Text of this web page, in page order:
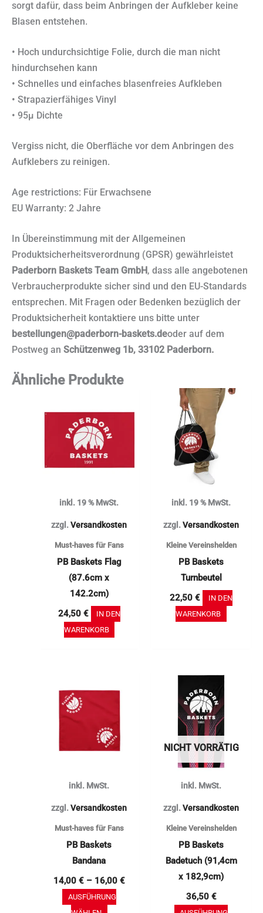
sorgt dafür, dass beim Anbringen der Aufkleber keine
Blasen entstehen.
• Hoch undurchsichtige Folie, durch die man nicht
hindurchsehen kann
• Schnelles und einfaches blasenfreies Aufkleben
• Strapazierfähiges Vinyl
• 95µ Dichte
Vergiss nicht, die Oberfläche vor dem Anbringen des
Aufklebers zu reinigen.
Age restrictions: Für Erwachsene
EU Warranty: 2 Jahre
In Übereinstimmung mit der Allgemeinen
Produktsicherheitsverordnung (GPSR) gewährleistet
Paderborn Baskets Team GmbH, dass alle angebotenen
Verbraucherprodukte sicher sind und den EU-Standards
entsprechen. Mit Fragen oder Bedenken bezüglich der
Produktsicherheit kontaktiere uns bitte unter
bestellungen@paderborn-baskets.deoder auf dem
Postweg an Schützenweg 1b, 33102 Paderborn.
Ähnliche Produkte
inkl. 19 % MwSt.
zzgl.Versandkosten
Must-haves für Fans
PB Baskets Flag
(87.6cm x
142.2cm)
24,50 €
IN DEN
WARENKORB
inkl. 19 % MwSt.
zzgl.Versandkosten
Kleine Vereinshelden
PB Baskets
Turnbeutel
22,50€
IN DEN
WARENKORB
inkl. MwSt.
zzgl.Versandkosten
Must-haves für Fans
PB Baskets
Bandana
14,00 €– 16,00 €
AUSFÜHRUNG
Produkt
mehrere
Varianten
Optionen
können
werden
NICHT VORRÄTIG
inkl. MwSt.
zzgl.Versandkosten
Kleine Vereinshelden
PB Baskets
Badetuch (91,4cm
x 182,9cm)
36,50 €
Dieses
weist
mehrere
Varianten
Optionen
können
werden